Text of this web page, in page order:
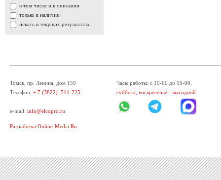
в том числе и в описании
только в наличии
искать в текущих результатах
Томск, пр. Ленина, дом 159
Телефон: + 7 (3822) 511-225
e-mail: info@elcopro.ru
Часы работы: с 10-00 до 19-00,
суббота, воскресенье - выходной
Разработка Online-Media.Ru